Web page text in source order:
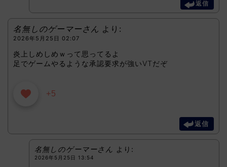
返信
名無しのゲーマーさん より:
2026年5月25日 02:07
炎上しめしめｗって思ってるよ
足でゲームやるような承認要求が強いVTだぞ
+5
返信
名無しのゲーマーさん より:
2026年5月25日 13:54